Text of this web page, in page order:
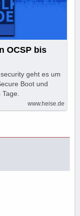
OCSP bis
geht es um
Boot und
www.heise.de